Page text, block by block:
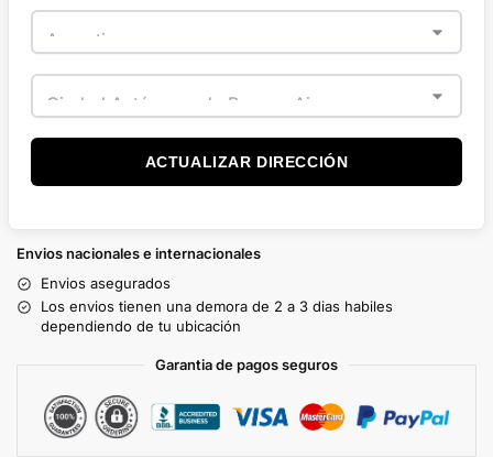
ACTUALIZAR DIRECCIÓN
Envios nacionales e internacionales
Envios asegurados
Los envios tienen una demora de 2 a 3 dias habiles
dependiendo de tu ubicación
Garantia de pagos seguros